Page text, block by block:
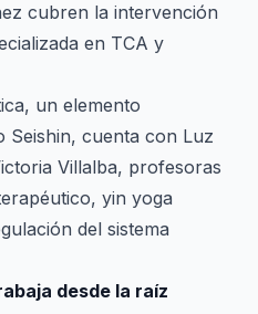
cubren la intervención
en TCA y
un elemento
Seishin, cuenta con Luz
Villalba, profesoras
yin yoga
del sistema
desde la raíz